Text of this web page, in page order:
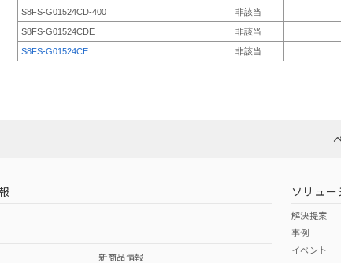
S8FS-G01524CD-400 非該当
S8FS-G01524CDE 非該当
S8FS-G01524CE 非該当
新商品情報
ソリュー
解決提案
事例
イベント